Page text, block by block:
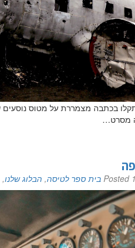
מסרט…
Posted בית ספר לטיסה, הבלוג שלנו,